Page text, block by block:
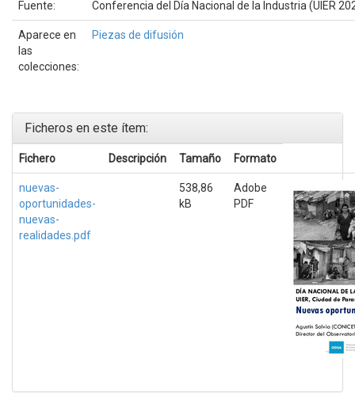
Fuente: Conferencia del Día Nacional de la Industria (UIER
Aparece en
las
colecciones:
Piezas de difusión
Ficheros en este ítem:
Fichero Descripción Tamaño Formato
nuevas-
oportunidades-
nuevas-
realidades.pdf
538,86
kB
Adobe
PDF